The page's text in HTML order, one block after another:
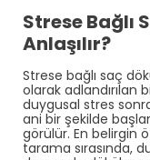
Strese Bağlı
Anlaşılır?
Strese bağlı saç
olarak adlandırılan
duygusal stres
ani bir şekilde
görülür. En belirgin
tarama sırasında,